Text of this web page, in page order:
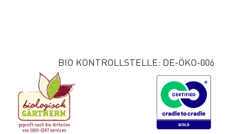
BIO KONTROLLSTELLE: DE-ÖKO-006